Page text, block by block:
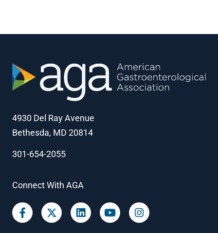
4930 Del Ray Avenue
Bethesda, MD 20814
301-654-2055
Connect With AGA